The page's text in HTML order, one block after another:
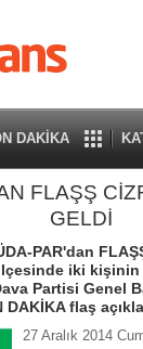
DAKİKA
FLAŞŞ
GELDİ
PAR'dan
ilçesinde iki
Partisi Genel
DAKİKA flaş
27 Aralık 2014